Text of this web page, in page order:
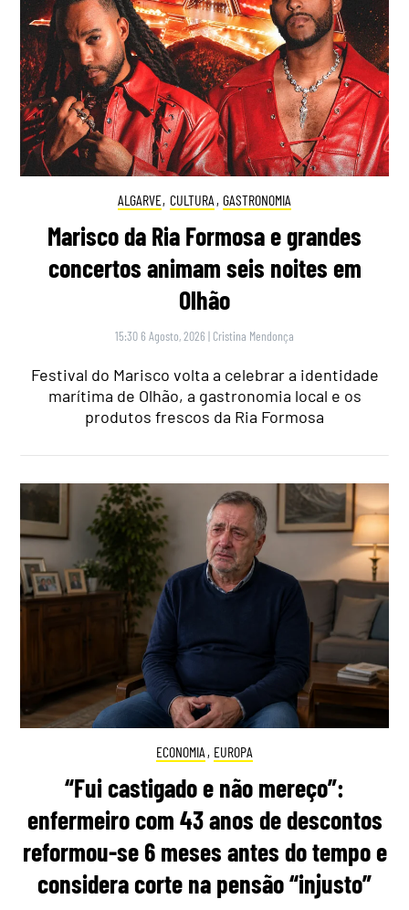
ALGARVE, CULTURA , GASTRONOMIA
Marisco da Ria Formosa e grandes
concertos animam seis noites em
Olhão
15:30 6 Agosto, 2026 | Cristina Mendonça
Festival do Marisco volta a celebrar a identidade
marítima de Olhão, a gastronomia local e os
produtos frescos da Ria Formosa
ECONOMIA , EUROPA
“Fui castigado e não mereço”:
enfermeiro com 43 anos de descontos
reformou-se 6 meses antes do tempo e
considera corte na pensão “injusto”